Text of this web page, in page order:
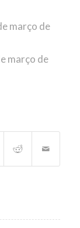
março de
março de